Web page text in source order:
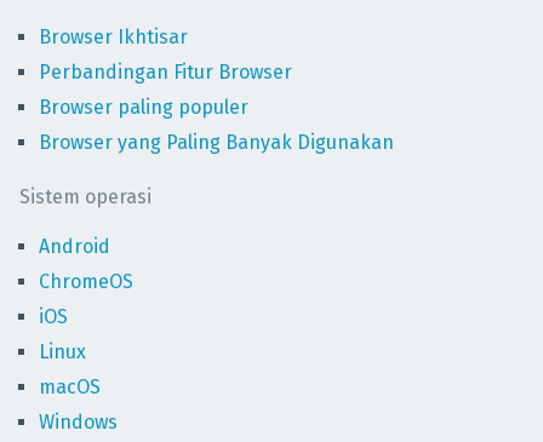
Browser Ikhtisar
Perbandingan Fitur Browser
Browser paling populer
Browser yang Paling Banyak Digunakan
Sistem operasi
Android
ChromeOS
iOS
Linux
macOS
Windows